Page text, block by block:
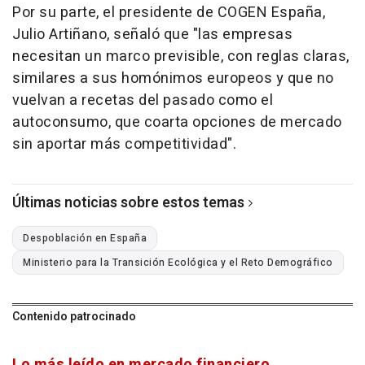
Por su parte, el presidente de COGEN España,
Julio Artiñano, señaló que "las empresas
necesitan un marco previsible, con reglas claras,
similares a sus homónimos europeos y que no
vuelvan a recetas del pasado como el
autoconsumo, que coarta opciones de mercado
sin aportar más competitividad".
Últimas noticias sobre estos temas
Despoblación en España
Ministerio para la Transición Ecológica y el Reto Demográfico
Contenido patrocinado